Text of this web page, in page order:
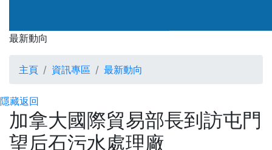
最新動向
最新動向
主頁 資訊專區 最新動向
隱藏返回
加拿大國際貿易部長到訪屯門
望后石污水處理廠